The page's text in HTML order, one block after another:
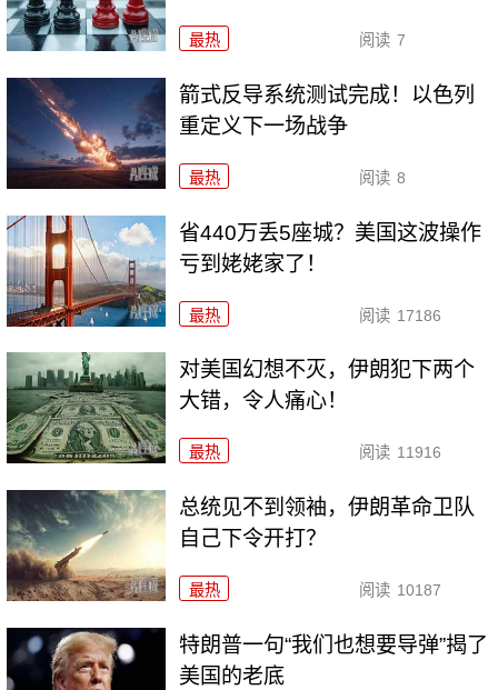
最热 阅读 7
箭式反导系统测试完成！以色列
重定义下一场战争
最热 阅读 8
省440万丢5座城？美国这波操作
亏到姥姥家了！
最热 阅读 17186
对美国幻想不灭，伊朗犯下两个
大错，令人痛心！
最热 阅读 11916
总统见不到领袖，伊朗革命卫队
自己下令开打？
最热 阅读 10187
特朗普一句“我们也想要导弹”揭了
美国的老底